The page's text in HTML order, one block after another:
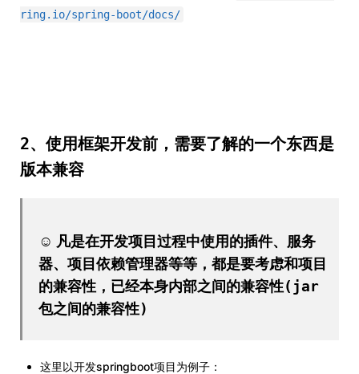
ring.io/spring-boot/docs/
2、使用框架开发前，需要了解的一个东西是
版本兼容
☺ 凡是在开发项目过程中使用的插件、服务
器、项目依赖管理器等等，都是要考虑和项目
的兼容性，已经本身内部之间的兼容性(jar
包之间的兼容性)
这里以开发springboot项目为例子：